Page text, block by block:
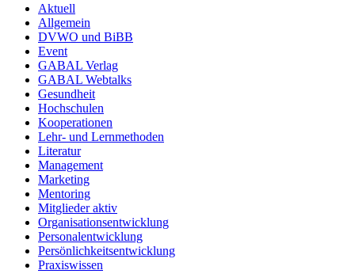
Aktuell
Allgemein
DVWO und BiBB
Event
GABAL Verlag
GABAL Webtalks
Gesundheit
Hochschulen
Kooperationen
Lehr- und Lernmethoden
Literatur
Management
Marketing
Mentoring
Mitglieder aktiv
Organisationsentwicklung
Personalentwicklung
Persönlichkeitsentwicklung
Praxiswissen